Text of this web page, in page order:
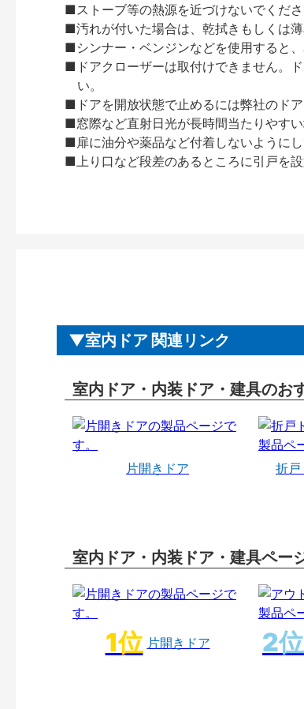
■ストーブ等の熱源を近づけないでくだ
■汚れが付いた場合は、乾拭きもしくは
■シンナー・ベンジンなどを使用すると
■ドアクローザーは取付けできません。
い。
■ドアを開放状態で止めるには弊社のド
■窓際など直射日光が長時間当たりやす
■扉に油分や薬品など付着しないように
■上り口など段差のあるところに引戸を
室内ドア 関連リンク
室内ドア・内装ドア・建具のお
片開きドア 折戸
室内ドア・内装ドア・建具ペー
片開きドア